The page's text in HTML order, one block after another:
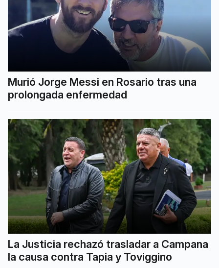
Murió Jorge Messi en Rosario tras una
prolongada enfermedad
La Justicia rechazó trasladar a Campana
la causa contra Tapia y Toviggino